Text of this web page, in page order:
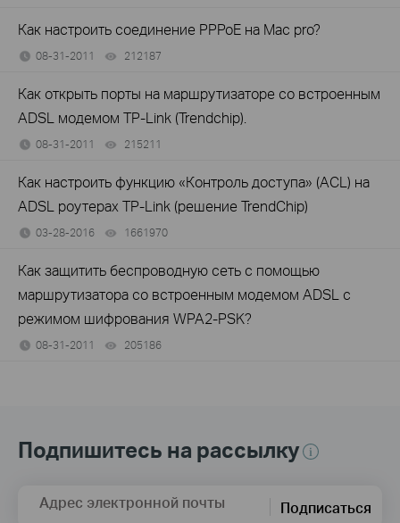
Как настроить соединение PPPoE на Mac pro?
08-31-2011 212187
Как открыть порты на маршрутизаторе со встроенным
ADSL модемом TP-Link (Trendchip).
08-31-2011 215211
Как настроить функцию «Контроль доступа» (ACL) на
ADSL роутерах TP-Link (решение TrendChip)
03-28-2016 1661970
Как защитить беспроводную сеть с помощью
маршрутизатора со встроенным модемом ADSL с
режимом шифрования WPA2-PSK?
08-31-2011 205186
Подпишитесь на рассылку
Адрес электронной почты Подписаться